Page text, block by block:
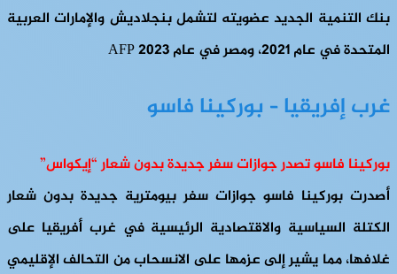
بنك التنمية الجديد عضويته لتشمل بنجلاديش والإمارات العربية
المتحدة في عام 2021، ومصر في عام 2023 AFP
غرب إفريقيا – بوركينا فاسو
بوركينا فاسو تصدر جوازات سفر جديدة بدون شعار “إيكواس”
أصدرت بوركينا فاسو جوازات سفر بيومترية جديدة بدون شعار
الكتلة السياسية والاقتصادية الرئيسية في غرب أفريقيا على
غلافها، مما يشير إلى عزمها على الانسحاب من التحالف الإقليمي